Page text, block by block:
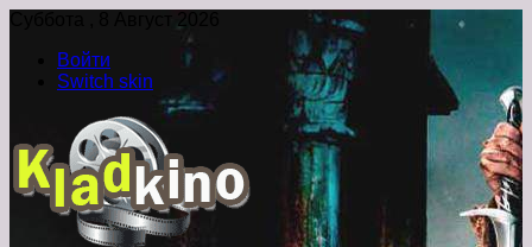
Суббота , 8 Август 2026
Войти
Switch skin